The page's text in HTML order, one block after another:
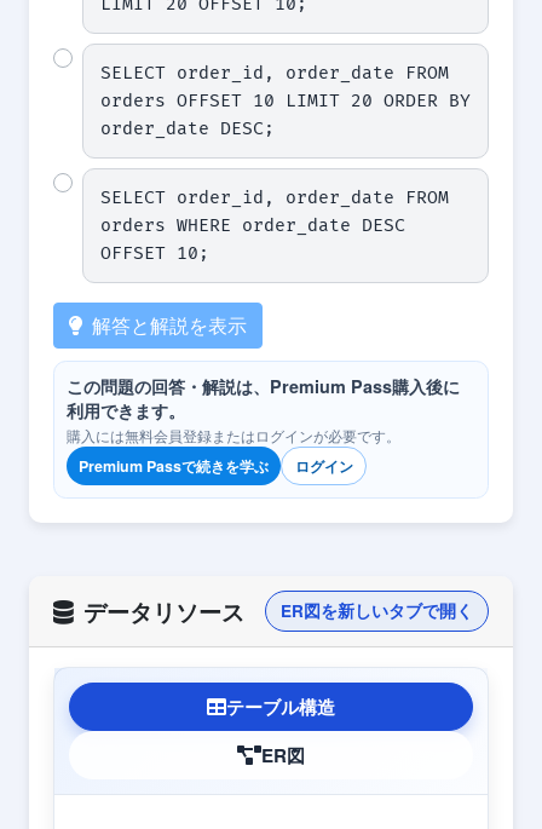
SELECT order_id, order_date FROM
orders OFFSET 10 LIMIT 20 ORDER BY
order_date DESC;
SELECT order_id, order_date FROM
orders WHERE order_date DESC
OFFSET 10;
解答と解説を表示
この問題の回答・解説は、Premium Pass購入後に
利用できます。
購入には無料会員登録またはログインが必要です。
Premium Passで続きを学ぶ
ログイン
データリソース ER図を新しいタブで開く
テーブル構造
ER図